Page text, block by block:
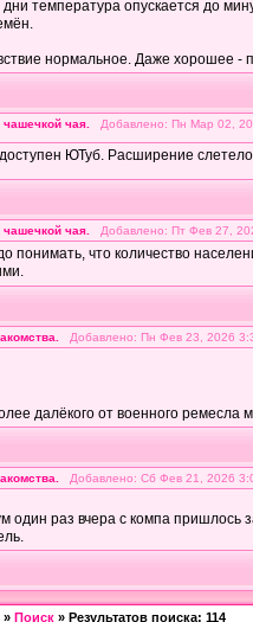
дни температура опускается до
нормальное. Даже хорошее -
чашечкой чая. Добавлено: Пн Мар 02,
ЮТуб. Расширение
чашечкой чая. Добавлено: Пт Фев 27,
понимать, что количество
Добавлено: Пн Фев 23, 2026
далёкого от военного ремесла
Добавлено: Сб Фев 21, 2026
один раз вчера с компа пришлось
» Поиск » Результатов поиска: 114